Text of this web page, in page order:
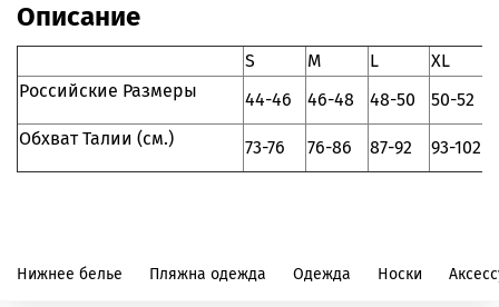
Описание
S M L XL
Российские Размеры
44-46 46-48 48-50 50-52
Обхват Талии (см.)
73-76 76-86 87-92 93-102
Нижнее белье Пляжна одежда Одежда Носки